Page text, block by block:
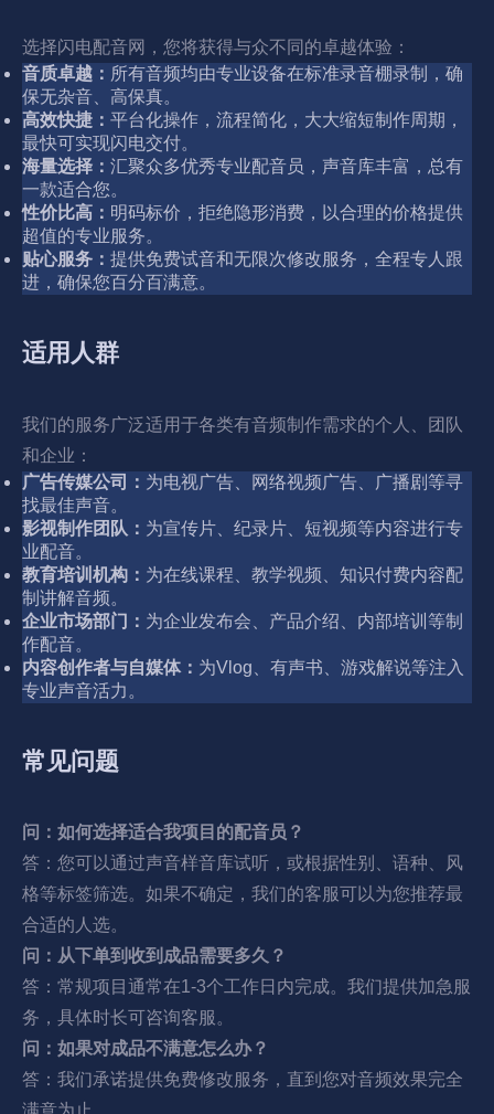
选择闪电配音网，您将获得与众不同的卓越体验：
音质卓越： 所有音频均由专业设备在标准录音棚录制，确
保无杂音、高保真。
高效快捷： 平台化操作，流程简化，大大缩短制作周期，
最快可实现闪电交付。
海量选择： 汇聚众多优秀专业配音员，声音库丰富，总有
一款适合您。
性价比高： 明码标价，拒绝隐形消费，以合理的价格提供
超值的专业服务。
贴心服务： 提供免费试音和无限次修改服务，全程专人跟
进，确保您百分百满意。
适用人群
我们的服务广泛适用于各类有音频制作需求的个人、团队
和企业：
广告传媒公司： 为电视广告、网络视频广告、广播剧等寻
找最佳声音。
影视制作团队： 为宣传片、纪录片、短视频等内容进行专
业配音。
教育培训机构： 为在线课程、教学视频、知识付费内容配
制讲解音频。
企业市场部门： 为企业发布会、产品介绍、内部培训等制
作配音。
内容创作者与自媒体： 为Vlog、有声书、游戏解说等注入
专业声音活力。
常见问题
问：如何选择适合我项目的配音员？
答：您可以通过声音样音库试听，或根据性别、语种、风
格等标签筛选。如果不确定，我们的客服可以为您推荐最
合适的人选。
问：从下单到收到成品需要多久？
答：常规项目通常在1-3个工作日内完成。我们提供加急服
务，具体时长可咨询客服。
问：如果对成品不满意怎么办？
答：我们承诺提供免费修改服务，直到您对音频效果完全
满意为止。